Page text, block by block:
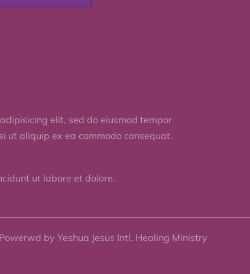
elit, sed do eiusmod tempor
ut aliquip ex ea commodo consequat.
ut labore et dolore.
Powerwd by Yeshua Jesus Intl. Healing Ministry